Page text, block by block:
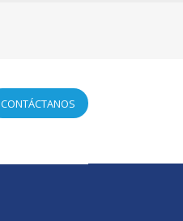
CONTÁCTANOS